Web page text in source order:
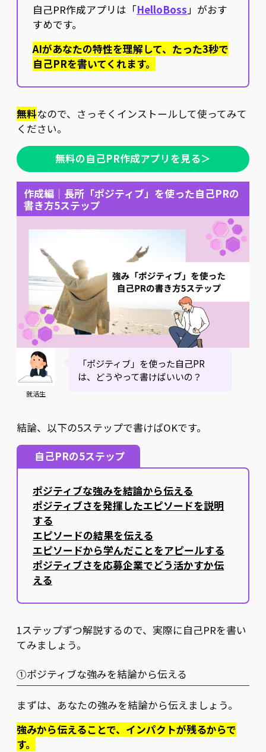
自己PR作成アプリは「HelloBoss 」がおす
すめです。
AIがあなたの特性を理解して、たった3秒で
自己PRを書いてくれます。
無料なので、さっそくインストールして使ってみて
ください。
無料の自己PR作成アプリを見る＞
作成編｜長所「ポジティブ」を使った自己PRの
書き方5ステップ
就活生
「ポジティブ」を使った自己PR
は、どうやって書けばいいの？
結論、以下の5ステップで書けばOKです。
自己PRの5ステップ
ポジティブな強みを結論から伝える
ポジティブさを発揮したエピソードを説明
する
エピソードの結果を伝える
エピソードから学んだことをアピールする
ポジティブさを応募企業でどう活かすか伝
える
1ステップずつ解説するので、実際に自己PRを書い
てみましょう。
①ポジティブな強みを結論から伝える
まずは、あなたの強みを結論から伝えましょう。
強みから伝えることで、インパクトが残るからで
す。